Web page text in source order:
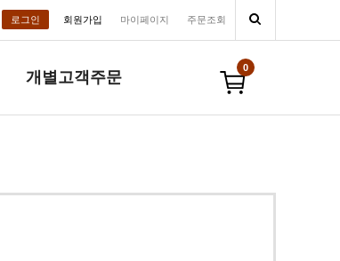
로그인 회원가입 마이페이지 주문조회
개별고객주문
0